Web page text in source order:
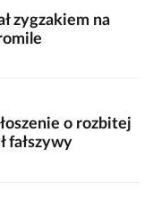
zygzakiem na
o rozbitej
fałszywy